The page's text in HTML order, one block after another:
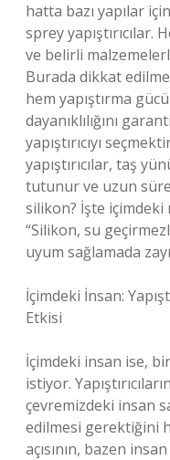
hatta bazı yapılar
sprey yapıştırıcılar.
ve belirli
Burada dikkat
hem yapıştırma
dayanıklılığını
yapıştırıcıyı
yapıştırıcılar, taş
tutunur ve uzun
silikon? İşte
“Silikon, su
uyum sağlamada
İçimdeki İnsan:
Etkisi
İçimdeki insan ise,
istiyor.
çevremizdeki insan
edilmesi gerektiğini
açısının, bazen